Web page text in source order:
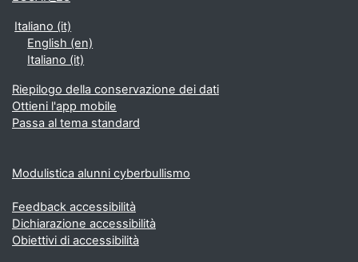
Italiano ‎(it)‎
English ‎(en)‎
Italiano ‎(it)‎
Riepilogo della conservazione dei dati
Ottieni l'app mobile
Passa al tema standard
Modulistica alunni cyberbullismo
Feedback accessibilità
Dichiarazione accessibilità
Obiettivi di accessibilità